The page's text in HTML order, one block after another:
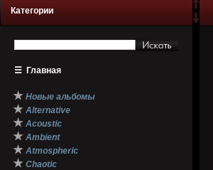
Категории
☰ Главная
★ Новые альбомы
★ Alternative
★ Acoustic
★ Ambient
★ Atmospheric
★ Chaotic